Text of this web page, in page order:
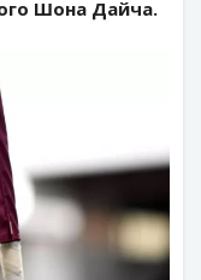
Шона Дайча.